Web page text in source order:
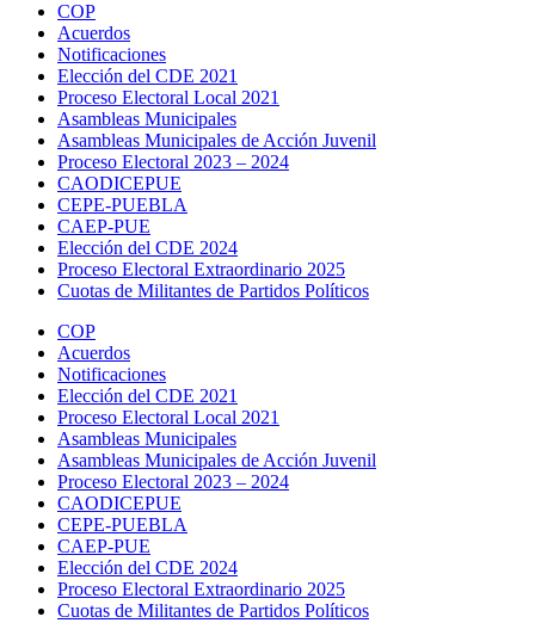
COP
Acuerdos
Notificaciones
Elección del CDE 2021
Proceso Electoral Local 2021
Asambleas Municipales
Asambleas Municipales de Acción Juvenil
Proceso Electoral 2023 – 2024
CAODICEPUE
CEPE-PUEBLA
CAEP-PUE
Elección del CDE 2024
Proceso Electoral Extraordinario 2025
Cuotas de Militantes de Partidos Políticos
COP
Acuerdos
Notificaciones
Elección del CDE 2021
Proceso Electoral Local 2021
Asambleas Municipales
Asambleas Municipales de Acción Juvenil
Proceso Electoral 2023 – 2024
CAODICEPUE
CEPE-PUEBLA
CAEP-PUE
Elección del CDE 2024
Proceso Electoral Extraordinario 2025
Cuotas de Militantes de Partidos Políticos